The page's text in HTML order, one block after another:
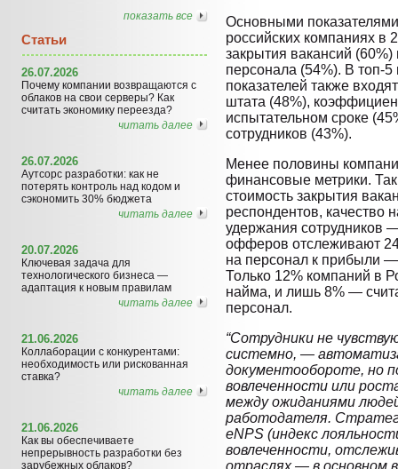
показать все
Статьи
26.07.2026
Почему компании возвращаются с
облаков на свои серверы? Как
считать экономику переезда?
читать далее
26.07.2026
Аутсорс разработки: как не
потерять контроль над кодом и
сэкономить 30% бюджета
читать далее
20.07.2026
Ключевая задача для
технологического бизнеса —
адаптация к новым правилам
читать далее
21.06.2026
Коллаборации с конкурентами:
необходимость или рискованная
ставка?
читать далее
21.06.2026
Как вы обеспечиваете
непрерывность разработки без
зарубежных облаков?
Основными
российских компаниях в
закрытия вакансий
персонала (54%). В топ-
показателей также
штата (48%),
испытательном сроке
сотрудников (43%).
Менее половины
финансовые метрики.
стоимость закрытия
респондентов, качество
удержания сотрудников
офферов отслеживают
на персонал к прибыли
Только 12% компаний в
найма, и лишь 8% —
персонал.
“Сотрудники не
системно, —
документообороте, но
вовлеченности или
между ожиданиями
работодателя.
eNPS (индекс
вовлеченности,
отраслях — в основном